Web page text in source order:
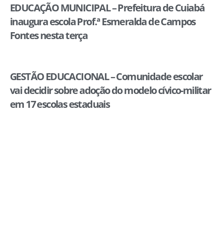
EDUCAÇÃO MUNICIPAL – Prefeitura de Cuiabá
inaugura escola Prof.ª Esmeralda de Campos
Fontes nesta terça
GESTÃO EDUCACIONAL – Comunidade escolar
vai decidir sobre adoção do modelo cívico-militar
em 17 escolas estaduais